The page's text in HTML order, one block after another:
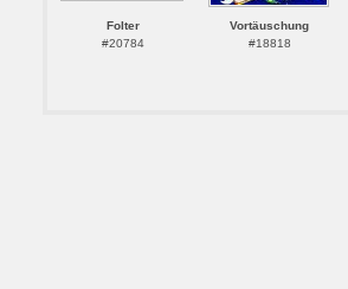
Folter
#20784
Vortäuschung
#18818